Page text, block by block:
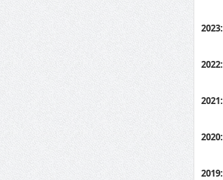
2023:
2022:
2021:
2020:
2019: